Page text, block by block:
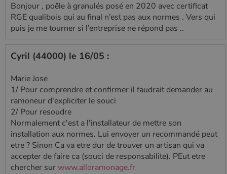
Bonjour , poêle à granulés posé en 2020 avec certificat
RGE qualibois qui au final n’est pas aux normes . Vers qui
puis je me tourner si l’entreprise ne répond pas ..
Cyril (44000) le 16/05 :
Marie Jose
1/ Pour comprendre et confirmer il faudrait demander au
ramoneur d'expliciter le souci
2/ Pour resoudre
Normalement c'est a l'installateur de mettre son
installation aux normes. Lui envoyer un recommandé peut
etre ? Sinon Ca va etre dur de trouver un artisan qui va
accepter de faire ca (souci de responsabilite). PEut etre
chercher surwww.alloramonage.fr